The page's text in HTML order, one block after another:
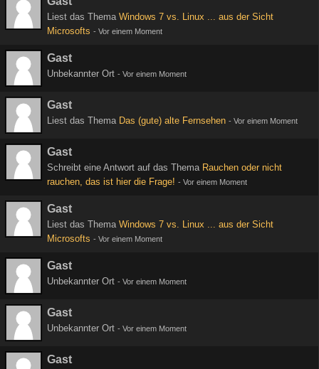
Liest das Thema Windows 7 vs. Linux ... aus der Sicht
Microsofts - Vor einem Moment
Gast
Unbekannter Ort - Vor einem Moment
Gast
Liest das Thema Das (gute) alte Fernsehen - Vor einem Moment
Gast
Schreibt eine Antwort auf das Thema Rauchen oder nicht
rauchen, das ist hier die Frage! - Vor einem Moment
Gast
Liest das Thema Windows 7 vs. Linux ... aus der Sicht
Microsofts - Vor einem Moment
Gast
Unbekannter Ort - Vor einem Moment
Gast
Unbekannter Ort - Vor einem Moment
Gast